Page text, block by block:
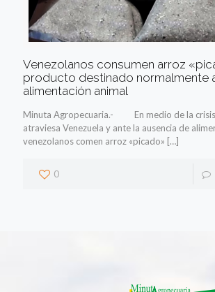
Venezolanos consumen arroz
producto destinado normalmente
alimentación animal
Minuta Agropecuaria.- En medio de la
atraviesa Venezuela y ante la ausencia de
venezolanos comen arroz «picado» […]
0